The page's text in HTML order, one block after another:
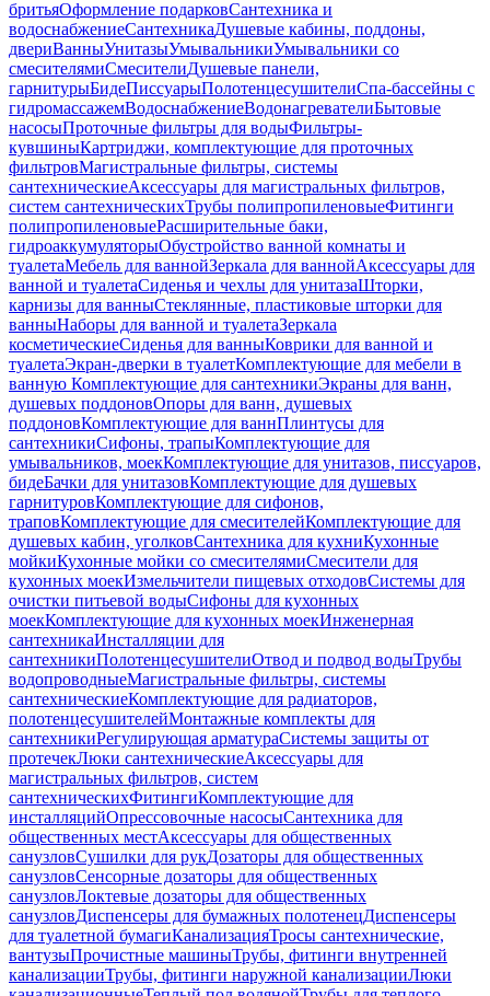
бритьяОформление подарковСантехника и
водоснабжениеСантехникаДушевые кабины, поддоны,
двериВанныУнитазыУмывальникиУмывальники со
смесителямиСмесителиДушевые панели,
гарнитурыБидеПиссуарыПолотенцесушителиСпа-бассейны с
гидромассажемВодоснабжениеВодонагревателиБытовые
насосыПроточные фильтры для водыФильтры-
кувшиныКартриджи, комплектующие для проточных
фильтровМагистральные фильтры, системы
сантехническиеАксессуары для магистральных фильтров,
систем сантехническихТрубы полипропиленовыеФитинги
полипропиленовыеРасширительные баки,
гидроаккумуляторыОбустройство ванной комнаты и
туалетаМебель для ваннойЗеркала для ваннойАксессуары для
ванной и туалетаСиденья и чехлы для унитазаШторки,
карнизы для ванныСтеклянные, пластиковые шторки для
ванныНаборы для ванной и туалетаЗеркала
косметическиеСиденья для ванныКоврики для ванной и
туалетаЭкран-дверки в туалетКомплектующие для мебели в
ванную Комплектующие для сантехникиЭкраны для ванн,
душевых поддоновОпоры для ванн, душевых
поддоновКомплектующие для ваннПлинтусы для
сантехникиСифоны, трапыКомплектующие для
умывальников, моекКомплектующие для унитазов, писсуаров,
бидеБачки для унитазовКомплектующие для душевых
гарнитуровКомплектующие для сифонов,
траповКомплектующие для смесителейКомплектующие для
душевых кабин, уголковСантехника для кухниКухонные
мойкиКухонные мойки со смесителямиСмесители для
кухонных моекИзмельчители пищевых отходовСистемы для
очистки питьевой водыСифоны для кухонных
моекКомплектующие для кухонных моекИнженерная
сантехникаИнсталляции для
сантехникиПолотенцесушителиОтвод и подвод водыТрубы
водопроводныеМагистральные фильтры, системы
сантехническиеКомплектующие для радиаторов,
полотенцесушителейМонтажные комплекты для
сантехникиРегулирующая арматураСистемы защиты от
протечекЛюки сантехническиеАксессуары для
магистральных фильтров, систем
сантехническихФитингиКомплектующие для
инсталляцийОпрессовочные насосыСантехника для
общественных местАксессуары для общественных
санузловСушилки для рукДозаторы для общественных
санузловСенсорные дозаторы для общественных
санузловЛоктевые дозаторы для общественных
санузловДиспенсеры для бумажных полотенецДиспенсеры
для туалетной бумагиКанализацияТросы сантехнические,
вантузыПрочистные машиныТрубы, фитинги внутренней
канализацииТрубы, фитинги наружной канализацииЛюки